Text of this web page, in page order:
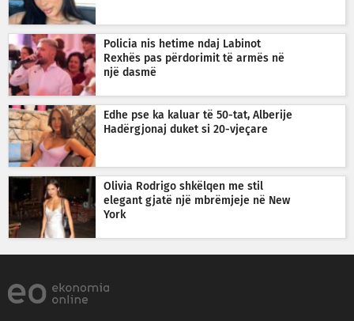
Policia nis hetime ndaj Labinot
Rexhës pas përdorimit të armës në
një dasmë
Edhe pse ka kaluar të 50-tat, Alberije
Hadërgjonaj duket si 20-vjeçare
Olivia Rodrigo shkëlqen me stil
elegant gjatë një mbrëmjeje në New
York